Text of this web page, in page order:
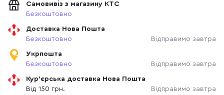
Самовивіз з магазину КТС
Безкоштовно
Доставка Нова Пошта
Безкоштовно
Відправимо завтра
Укрпошта
Безкоштовно
Відправимо завтра
Кур'єрська доставка Нова Пошта
Від 150 грн.
Відправимо завтра